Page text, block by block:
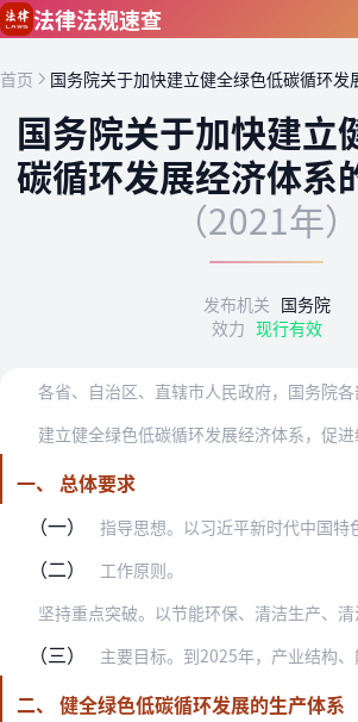
跳到主要内容
法律法规速查
首页 国务院关于加快建立健全绿色低碳循环发
国务院关于加快建立
碳循环发展经济体系
（2021年）
发布机关 国务院
效力 现行有效
各省、自治区、直辖市人民政府，国务院各
一、 总体要求
（一）
指导思想。以习近平新时代中国特色社会主义思想为指导，深入贯彻党的十九大和十九届二中、三中、四中、五中全会精
（二） 工作原则。
（三）
主要目标。到2025年，产业结构、能源结构、运输结构明显优化，绿色产业比重显著提升，基础设施绿色化水平不
二、 健全绿色低碳循环发展的生产体系